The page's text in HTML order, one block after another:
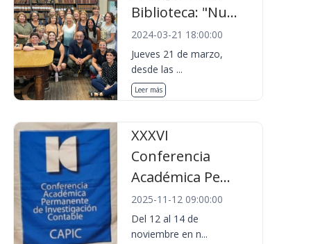
Biblioteca: "Nu...
2024-03-21 18:00:00
Jueves 21 de marzo,
desde las ...
Leer más
XXXVI
Conferencia
Académica Pe...
2025-11-12 09:00:00
Del 12 al 14 de
noviembre en n...